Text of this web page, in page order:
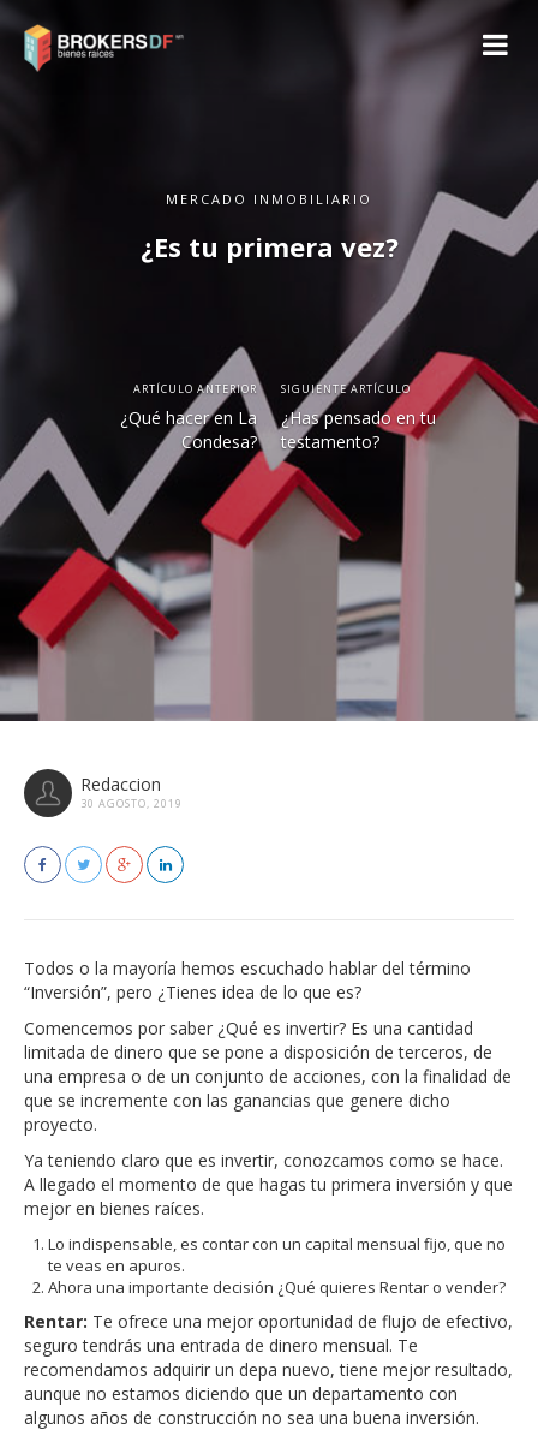
MERCADO INMOBILIARIO
¿Es tu primera vez?
ARTÍCULO ANTERIOR
¿Qué hacer en La
Condesa?
SIGUIENTE ARTÍCULO
¿Has pensado en tu
testamento?
Redaccion
30 AGOSTO, 2019
Todos o la mayoría hemos escuchado hablar del término
“Inversión”, pero ¿Tienes idea de lo que es?
Comencemos por saber ¿Qué es invertir? Es una cantidad
limitada de dinero que se pone a disposición de terceros, de
una empresa o de un conjunto de acciones, con la finalidad de
que se incremente con las ganancias que genere dicho
proyecto.
Ya teniendo claro que es invertir, conozcamos como se hace.
A llegado el momento de que hagas tu primera inversión y que
mejor en bienes raíces.
Lo indispensable, es contar con un capital mensual fijo, que no
te veas en apuros.
Ahora una importante decisión ¿Qué quieres Rentar o vender?
Rentar: Te ofrece una mejor oportunidad de flujo de efectivo,
seguro tendrás una entrada de dinero mensual. Te
recomendamos adquirir un depa nuevo, tiene mejor resultado,
aunque no estamos diciendo que un departamento con
algunos años de construcción no sea una buena inversión.